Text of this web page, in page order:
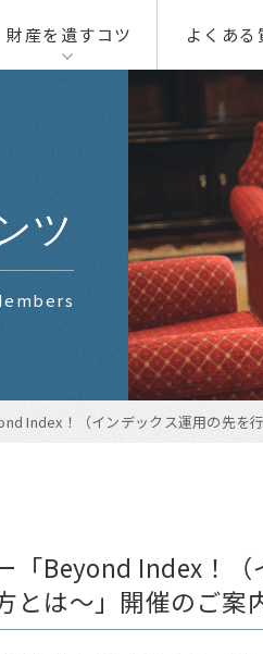
財産を遺すコツ よくある
ツ
Index！（インデックス運用の先
「Beyond Index！
とは～」開催のご案